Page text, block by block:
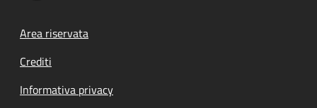
Footer menu
Area riservata
Crediti
Informativa privacy